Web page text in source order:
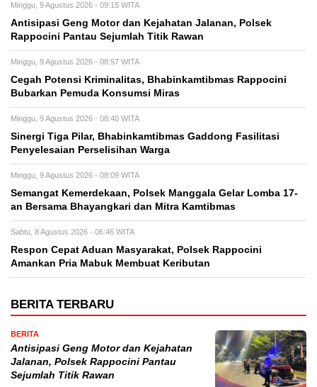
Minggu, 9 Agustus 2026 - 09:15 WITA
Antisipasi Geng Motor dan Kejahatan Jalanan, Polsek
Rappocini Pantau Sejumlah Titik Rawan
Minggu, 9 Agustus 2026 - 08:57 WITA
Cegah Potensi Kriminalitas, Bhabinkamtibmas Rappocini
Bubarkan Pemuda Konsumsi Miras
Minggu, 9 Agustus 2026 - 08:40 WITA
Sinergi Tiga Pilar, Bhabinkamtibmas Gaddong Fasilitasi
Penyelesaian Perselisihan Warga
Minggu, 9 Agustus 2026 - 08:09 WITA
Semangat Kemerdekaan, Polsek Manggala Gelar Lomba 17-
an Bersama Bhayangkari dan Mitra Kamtibmas
Sabtu, 8 Agustus 2026 - 06:46 WITA
Respon Cepat Aduan Masyarakat, Polsek Rappocini
Amankan Pria Mabuk Membuat Keributan
BERITA TERBARU
BERITA
Antisipasi Geng Motor dan Kejahatan
Jalanan, Polsek Rappocini Pantau
Sejumlah Titik Rawan